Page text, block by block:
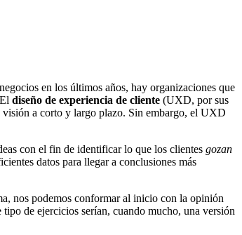
en los últimos años, hay organizaciones que
diseño de experiencia de cliente (UXD, por sus
visión a corto y largo plazo. Sin embargo, el UXD
con el fin de identificar lo que los clientes gozan
datos para llegar a conclusiones más
nos podemos conformar al inicio con la opinión
de ejercicios serían, cuando mucho, una versión